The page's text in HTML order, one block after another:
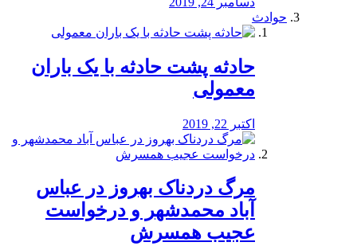
حوادث
️حادثه پشت حادثه با یک باران
معمولی
اکتبر 22, 2019
مرگ دردناک بهروز در عباس
آباد محمدشهر و درخواست
عجیب همسرش